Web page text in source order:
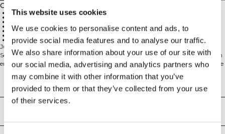
This website uses cookies
We use cookies to personalise content and ads, to
provide social media features and to analyse our traffic.
We also share information about your use of our site with
our social media, advertising and analytics partners who
may combine it with other information that you’ve
provided to them or that they’ve collected from your use
of their services.
Omschrijving
4-weg stretch stof voor betere mobiliteit
Elastische en duurzame materialen
SWEATTECH™ technologie
Uitneembare cups
92% gerecycled nylon, 8% elastaan
Jullie vroegen, wij hebben geleverd. Onze populairste collectie, Define
Seamless, is er nu ook in een geribde versie. De naadloze stof is zacht, elastisch
en soepel, wat zorgt voor veel bewegingsvrijheid en een goede pasvorm. Deze
collectie, met een ruim assortiment aan leggings, sport-bh's en topjes in
trendy kleuren, is perfect voor verschillende soorten work-outs. De 4-way
stretch stof maakt gebruik van de nieuwste naadloze technologie voor meer
mobiliteit tijdens je training, terwijl de SWEATTECH™ technologie je prestaties
materiaal behoudt zijn vorm, ook na veelvuldig gebruik. 92% gerecycled
Technische aspecten